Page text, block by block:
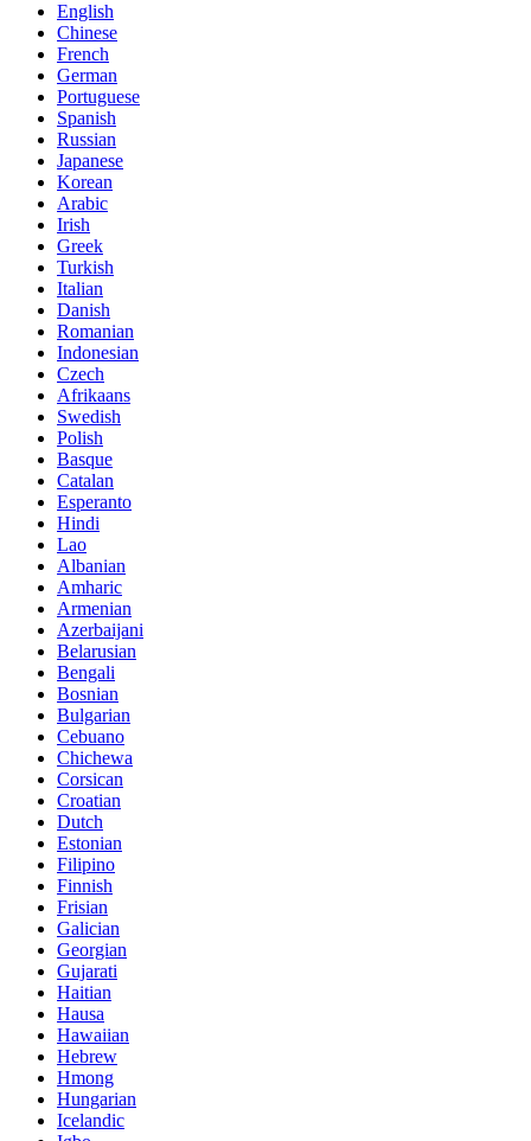
English
Chinese
French
German
Portuguese
Spanish
Russian
Japanese
Korean
Arabic
Irish
Greek
Turkish
Italian
Danish
Romanian
Indonesian
Czech
Afrikaans
Swedish
Polish
Basque
Catalan
Esperanto
Hindi
Lao
Albanian
Amharic
Armenian
Azerbaijani
Belarusian
Bengali
Bosnian
Bulgarian
Cebuano
Chichewa
Corsican
Croatian
Dutch
Estonian
Filipino
Finnish
Frisian
Galician
Georgian
Gujarati
Haitian
Hausa
Hawaiian
Hebrew
Hmong
Hungarian
Icelandic